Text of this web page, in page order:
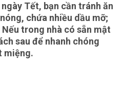
Tết, bạn cần tránh ăn
chứa nhiều dầu mỡ;
trong nhà có sẵn mật
sau để nhanh chóng
miệng.